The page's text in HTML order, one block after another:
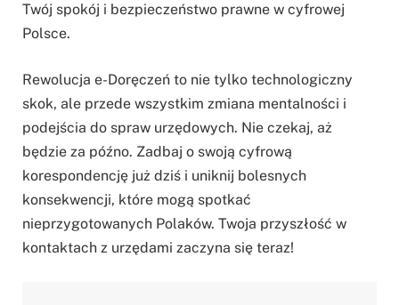
Twój spokój i bezpieczeństwo prawne w cyfrowej
Polsce.
Rewolucja e-Doręczeń to nie tylko technologiczny
skok, ale przede wszystkim zmiana mentalności i
podejścia do spraw urzędowych. Nie czekaj, aż
będzie za późno. Zadbaj o swoją cyfrową
korespondencję już dziś i uniknij bolesnych
konsekwencji, które mogą spotkać
nieprzygotowanych Polaków. Twoja przyszłość w
kontaktach z urzędami zaczyna się teraz!